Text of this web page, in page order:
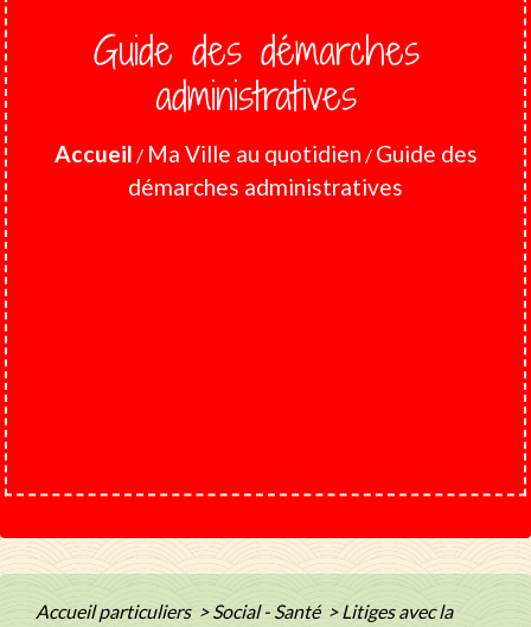
Guide des démarches
administratives
Accueil / Ma Ville au quotidien / Guide des
démarches administratives
Accueil particuliers > Social - Santé > Litiges avec la